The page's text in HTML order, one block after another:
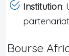
Institution:
Bourse